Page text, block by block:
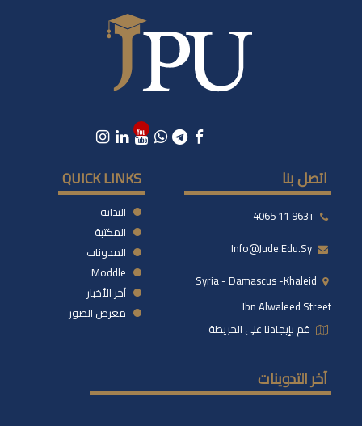
اتصل بنا
+963 11 4065
Syria - Damascus -khaleid
Ibn Alwaleed Street
قم بإيجادنا على الخريطة
QUICK LINKS
البداية
المكتبة
المدونات
Moddle
آخر الأخبار
معرض الصور
آخر التدوينات